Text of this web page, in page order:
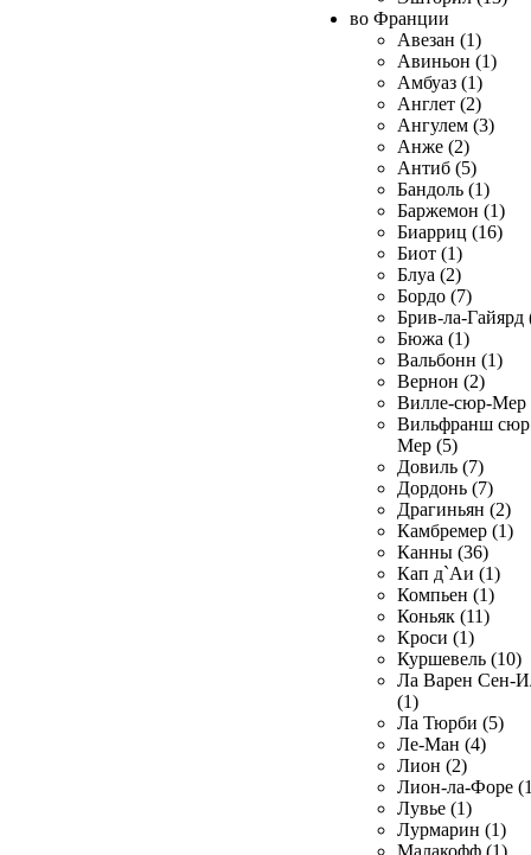
во Франции
Авезан (1)
Авиньон (1)
Амбуаз (1)
Англет (2)
Ангулем (3)
Анже (2)
Антиб (5)
Бандоль (1)
Баржемон (1)
Биарриц (16)
Биот (1)
Блуа (2)
Бордо (7)
Брив-ла-Гайярд
Бюжа (1)
Вальбонн (1)
Вернон (2)
Вилле-сюр-Мер
Вильфранш сюр
Мер (5)
Довиль (7)
Дордонь (7)
Драгиньян (2)
Камбремер (1)
Канны (36)
Кап д`Аи (1)
Компьен (1)
Коньяк (11)
Кроси (1)
Куршевель (10)
Ла Варен Сен-
(1)
Ла Тюрби (5)
Ле-Ман (4)
Лион (2)
Лион-ла-Форе
Лувье (1)
Лурмарин (1)
Малакофф (1)